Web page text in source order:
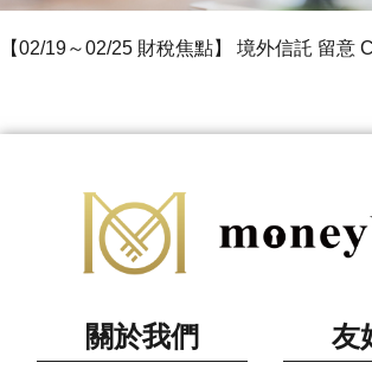
【02/19～02/25 財稅焦點】 境外信託 留意
關於我們 友